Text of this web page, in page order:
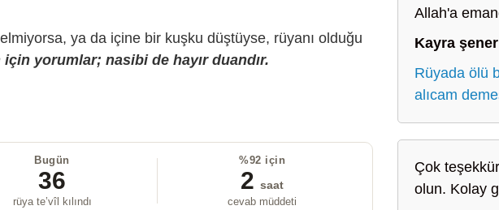
ya da içine bir kuşku düştüyse, rüyanı olduğu
yorumlar; nasibi de hayır duandır.
Bugün
36
rüya te’vîl kılındı
%92 için
2 saat
cevab müddeti
Allah'a
Kayra şener
Rüyada ölü
alıcam
Çok
olun. Kolay